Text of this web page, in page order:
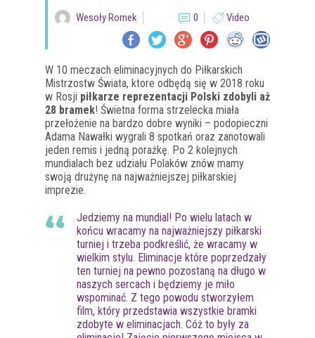
Wesoły Romek 0 Video
W 10 meczach eliminacyjnych do Piłkarskich
Mistrzostw Świata, ktore odbędą się w 2018 roku
w Rosji piłkarze reprezentacji Polski zdobyli aż
28 bramek! Świetna forma strzelecka miała
przełożenie na bardzo dobre wyniki – podopieczni
Adama Nawałki wygrali 8 spotkań oraz zanotowali
jeden remis i jedną porażkę. Po 2 kolejnych
mundialach bez udziału Polaków znów mamy
swoją drużynę na najważniejszej piłkarskiej
imprezie.
Jedziemy na mundial! Po wielu latach w
końcu wracamy na najważniejszy piłkarski
turniej i trzeba podkreślić, że wracamy w
wielkim stylu. Eliminacje które poprzedzały
ten turniej na pewno pozostaną na długo w
naszych sercach i będziemy je miło
wspominać. Z tego powodu stworzyłem
film, który przedstawia wszystkie bramki
zdobyte w eliminacjach. Cóż to były za